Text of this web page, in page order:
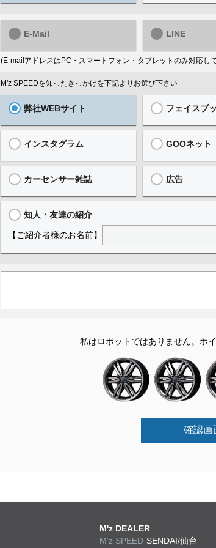
E-Mail LINE
(E-mailアドレスはPC・スマートフォン・タブレットのみ対応し
M'z SPEEDを知ったきっかけを下記よりお選び下さい
弊社WEBサイト フェイスブ
インスタグラム GOOネット
カーセンサー雑誌 広告
知人・友達の紹介
【ご紹介者様のお名前】
私はロボットではありません。 ホ
確認画
M'z DEALER
M'z SPEED SENDAI/仙台